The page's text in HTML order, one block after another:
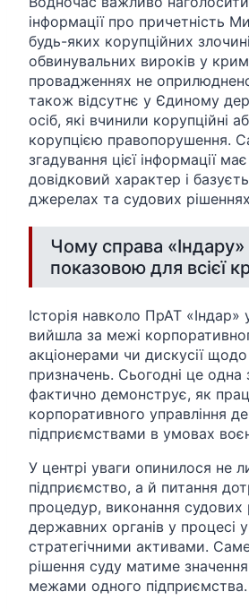
інформації про причетність
будь-яких корупційних
обвинувальних вироків у
провадженнях не
також відсутнє у Єдиному
осіб, які вчинили корупційні
корупцією правопорушення.
згадування цієї інформації
довідковий характер і
джерелах та судових
Чому справа
показовою для всієї
Історія навколо ПрАТ
вийшла за межі
акціонерами чи дискусії
призначень. Сьогодні це одна
фактично демонструє, як
корпоративного управління
підприємствами в умовах
У центрі уваги опинилося не
підприємство, а й питання
процедур, виконання судових
державних органів у процесі
стратегічними активами.
рішення суду матиме
межами одного підприємства.